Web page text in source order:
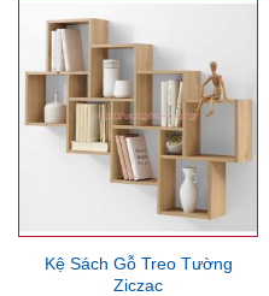
Kệ Sách Gỗ Treo Tường
Ziczac